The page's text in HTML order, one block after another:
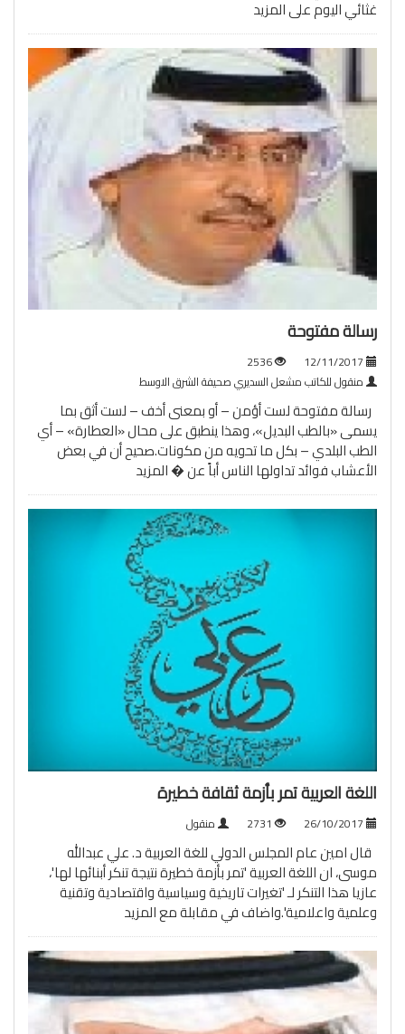
غثائي اليوم علىالمزيد
رسالة مفتوحة
2536
منقول للكاتب مشعل السديري صحيفة الشرق الاوسط
رسالة مفتوحة لست أؤمن – أو بمعنى أخف – لست أثق بما
يسمى «بالطب البديل»، وهذا ينطبق على محال «العطارة» – أي
الطب البلدي – بكل ما تحويه من مكونات.صحيح أن في بعض
الأعشاب فوائد تداولها الناس أباً عن �المزيد
اللغة العربية تمر بأزمة ثقافة خطيرة
2731 منقول
قال امين عام المجلس الدولي للغة العربية د. علي عبدالله
موسى، ان اللغة العربية 'تمر بأزمة خطيرة نتيجة تنكر أبنائها لها'،
عازيا هذا التنكر لـ 'تغيرات تاريخية وسياسية واقتصادية وتقنية
وعلمية واعلامية'.واضاف في مقابلة معالمزيد